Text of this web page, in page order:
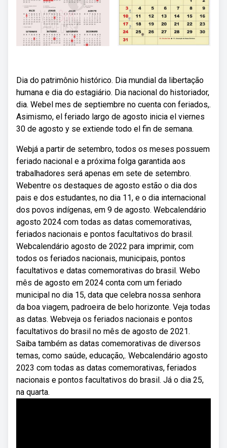
Dia do patrimônio histórico. Dia mundial da libertação
humana e dia do estagiário. Dia nacional do historiador,
dia. Webel mes de septiembre no cuenta con feriados,.
Asimismo, el feriado largo de agosto inicia el viernes
30 de agosto y se extiende todo el fin de semana.
Webjá a partir de setembro, todos os meses possuem
feriado nacional e a próxima folga garantida aos
trabalhadores será apenas em sete de setembro.
Webentre os destaques de agosto estão o dia dos
pais e dos estudantes, no dia 11, e o dia internacional
dos povos indígenas, em 9 de agosto. Webcalendário
agosto 2024 com todas as datas comemorativas,
feriados nacionais e pontos facultativos do brasil.
Webcalendário agosto de 2022 para imprimir, com
todos os feriados nacionais, municipais, pontos
facultativos e datas comemorativas do brasil. Webo
mês de agosto em 2024 conta com um feriado
municipal no dia 15, data que celebra nossa senhora
da boa viagem, padroeira de belo horizonte. Veja todas
as datas. Webveja os feriados nacionais e pontos
facultativos do brasil no mês de agosto de 2021.
Saiba também as datas comemorativas de diversos
temas, como saúde, educação,. Webcalendário agosto
2023 com todas as datas comemorativas, feriados
nacionais e pontos facultativos do brasil. Já o dia 25,
na quarta.